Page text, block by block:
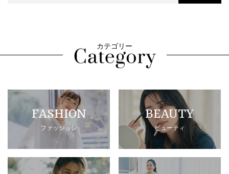
カテゴリー
FASHION
ファッション
BEAUTY
ビューティ